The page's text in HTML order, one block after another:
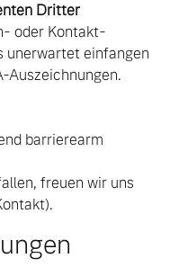
Dritter
oder Kontakt-
unerwartet einfangen
Auszeichnungen.
barrierearm
freuen wir uns